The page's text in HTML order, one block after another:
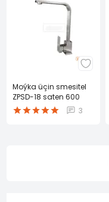
Moýka üçin smesitel
ZPSD-18 saten 600
mm
3